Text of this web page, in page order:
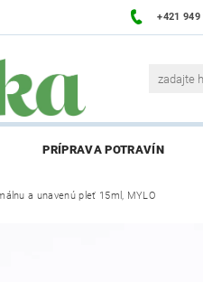
+421 949
PRÍPRAVA POTRAVÍN
NAPÍŠTE NÁM
a unavenú pleť 15ml, MYLO